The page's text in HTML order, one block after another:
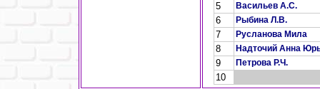
5 Васильев А.С.
6 Рыбина Л.В.
7 Русланова Мила
8 Надточий Анна
9 Петрова Р.Ч.
10